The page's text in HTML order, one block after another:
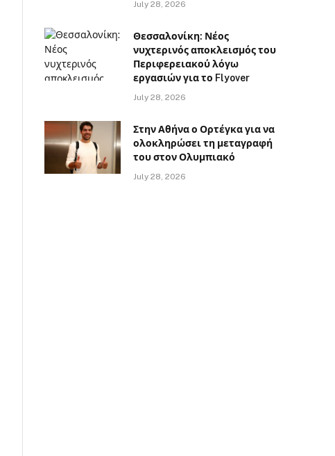
July 28, 2026
Θεσσαλονίκη: Νέος
νυχτερινός αποκλεισμός του
Περιφερειακού λόγω
εργασιών για το Flyover
July 28, 2026
Στην Αθήνα ο Ορτέγκα για να
ολοκληρώσει τη μεταγραφή
του στον Ολυμπιακό
July 28, 2026